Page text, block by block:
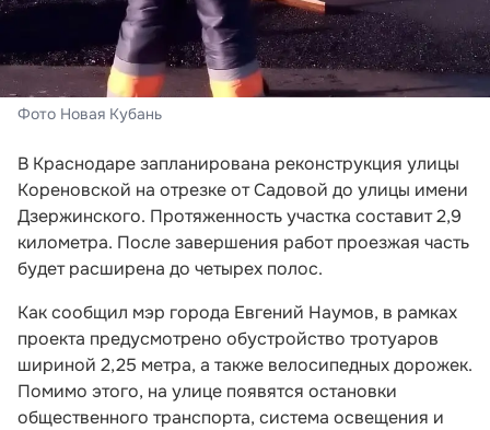
Фото Новая Кубань
В Краснодаре запланирована реконструкция улицы
Кореновской на отрезке от Садовой до улицы имени
Дзержинского. Протяженность участка составит 2,9
километра. После завершения работ проезжая часть
будет расширена до четырех полос.
Как сообщил мэр города Евгений Наумов, в рамках
проекта предусмотрено обустройство тротуаров
шириной 2,25 метра, а также велосипедных дорожек.
Помимо этого, на улице появятся остановки
общественного транспорта, система освещения и